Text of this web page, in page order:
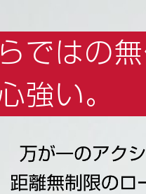
ではの
強い。